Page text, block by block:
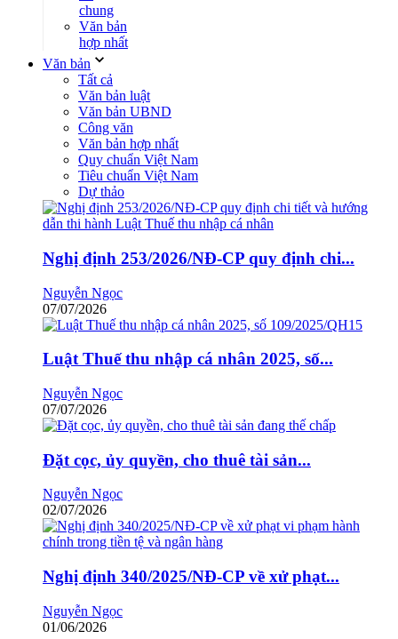
chung
Văn bản
hợp nhất
Văn bản
Tất cả
Văn bản luật
Văn bản UBND
Công văn
Văn bản hợp nhất
Quy chuẩn Việt Nam
Tiêu chuẩn Việt Nam
Dự thảo
Nghị định 253/2026/NĐ-CP quy định chi...
Nguyễn Ngọc
07/07/2026
Luật Thuế thu nhập cá nhân 2025, số...
Nguyễn Ngọc
07/07/2026
Đặt cọc, ủy quyền, cho thuê tài sản...
Nguyễn Ngọc
02/07/2026
Nghị định 340/2025/NĐ-CP về xử phạt...
Nguyễn Ngọc
01/06/2026